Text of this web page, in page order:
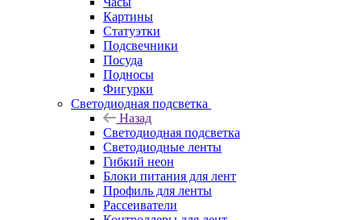
Картины
Статуэтки
Подсвечники
Посуда
Подносы
Фигурки
Светодиодная подсветка
Назад
Светодиодная подсветка
Светодиодные ленты
Гибкий неон
Блоки питания для лент
Профиль для ленты
Рассеиватели